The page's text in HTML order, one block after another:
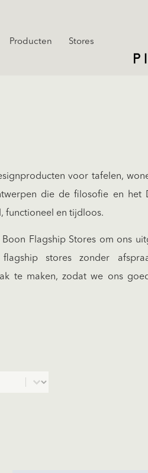
Producten Stores
voor tafelen,
die de filosofie en het
functioneel en tijdloos.
Flagship Stores om ons
stores zonder
te maken, zodat we ons